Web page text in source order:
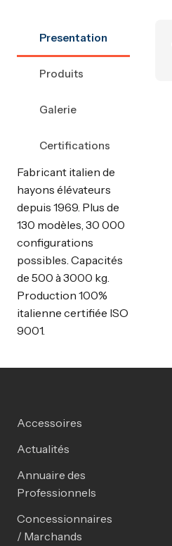
Presentation
Produits
Galerie
Certifications
Fabricant italien de
hayons élévateurs
depuis 1969. Plus de
130 modèles, 30 000
configurations
possibles. Capacités
de 500 à 3000 kg.
Production 100%
italienne certifiée ISO
9001.
Accessoires
Actualités
Annuaire des
Professionnels
Concessionnaires
/ Marchands